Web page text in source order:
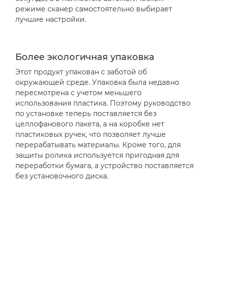
режиме сканер самостоятельно выбирает
лучшие настройки.
Более экологичная упаковка
Этот продукт упакован с заботой об
окружающей среде. Упаковка была недавно
пересмотрена с учетом меньшего
использования пластика. Поэтому руководство
по установке теперь поставляется без
целлофанового пакета, а на коробке нет
пластиковых ручек, что позволяет лучше
перерабатывать материалы. Кроме того, для
защиты ролика используется пригодная для
переработки бумага, а устройство поставляется
без установочного диска.